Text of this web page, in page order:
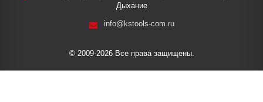
Дыхание
info@kstools-com.ru
© 2009-2026 Все права защищены.